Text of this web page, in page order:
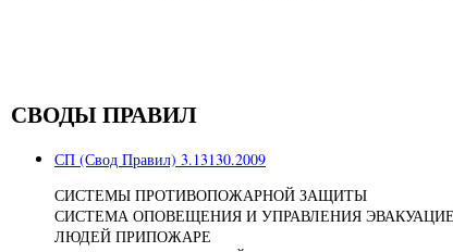
СВОДЫ ПРАВИЛ
СП (Свод Правил) 3.13130.2009
СИСТЕМЫ ПРОТИВОПОЖАРНОЙ ЗАЩИТЫ
СИСТЕМА ОПОВЕЩЕНИЯ И УПРАВЛЕНИЯ
ЛЮДЕЙ ПРИПОЖАРЕ